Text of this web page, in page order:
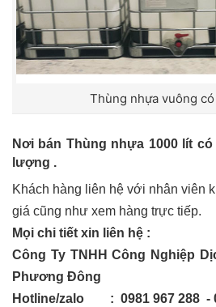
Thùng nhựa vuông
Nơi bán Thùng nhựa 1000 lít
lượng .
Khách hàng liên hệ với nhân viên
giá cũng như xem hàng trực tiếp.
Mọi chi tiết xin liên hệ :
Công Ty TNHH Công Nghiệp
Phương Đông
Hotline/zalo : 0981 967 288 -